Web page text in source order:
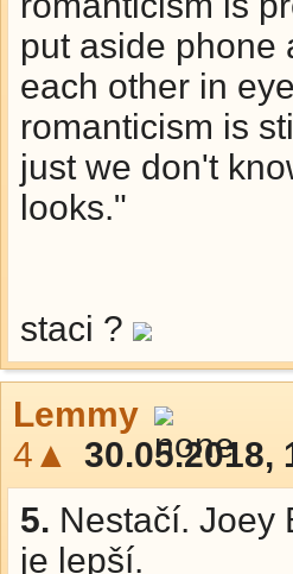
put aside phone
each other in
romanticism is
just we don't
looks."
staci ?
Lemmy
4▲
30.05.2018,
5. Nestačí. Joey
je lepší.